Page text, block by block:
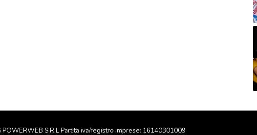
S.R.L Partita iva/registro imprese: 16140301009